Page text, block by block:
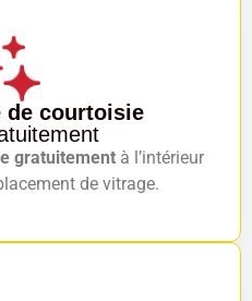
de courtoisie
gratuitementà l’intérieur
de vitrage.